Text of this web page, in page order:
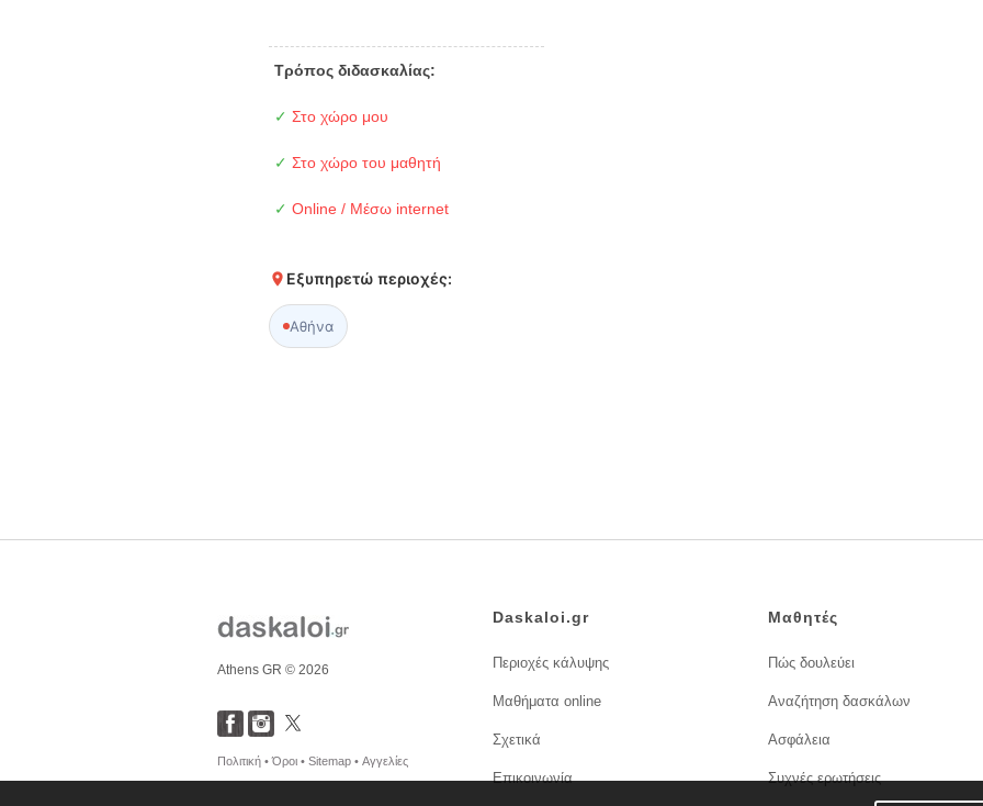
Τρόπος διδασκαλίας:
✓ Στο χώρο μου
✓ Στο χώρο του μαθητή
✓ Online / Μέσω internet
Εξυπηρετώ περιοχές:
Αθήνα
Athens GR © 2026
Πολιτική •Όροι • Sitemap • Αγγελίες
Daskaloi.gr
Περιοχές κάλυψης
Μαθήματα online
Σχετικά
Επικοινωνία
Μαθητές
Πώς δουλεύει
Αναζήτηση δασκάλων
Ασφάλεια
Συχνές ερωτήσεις